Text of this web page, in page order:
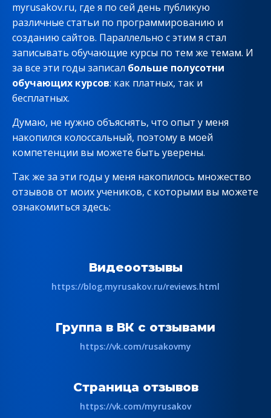
myrusakov.ru, где я по сей день публикую
различные статьи по программированию и
созданию сайтов. Параллельно с этим я стал
записывать обучающие курсы по тем же темам. И
за все эти годы записал больше полусотни
обучающих курсов: как платных, так и
бесплатных.
Думаю, не нужно объяснять, что опыт у меня
накопился колоссальный, поэтому в моей
компетенции вы можете быть уверены.
Так же за эти годы у меня накопилось множество
отзывов от моих учеников, с которыми вы можете
ознакомиться здесь:
Видеоотзывы
https://blog.myrusakov.ru/reviews.html
Группа в ВК с отзывами
https://vk.com/rusakovmy
Страница отзывов
https://vk.com/myrusakov